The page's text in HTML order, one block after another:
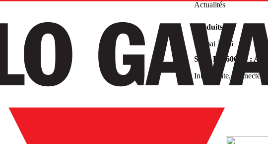
Actualités
Produits
28 mai 2026
Série EM600 W :
Intelligente, connectée